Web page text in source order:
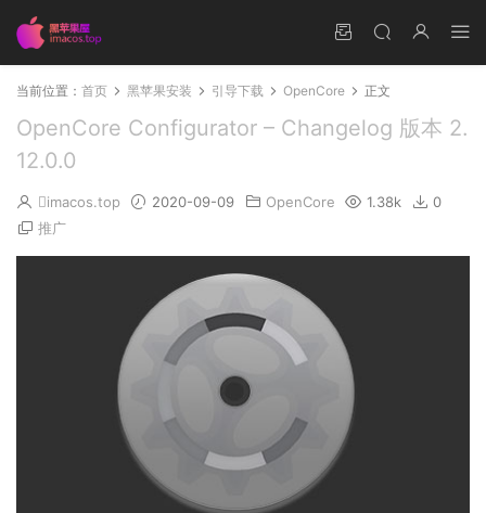
当前位置： 首页 黑苹果安装 引导下载 OpenCore 正文
OpenCore Configurator – Changelog 版本 2.
12.0.0
imacos.top 2020-09-09 OpenCore 1.38k
0
推广